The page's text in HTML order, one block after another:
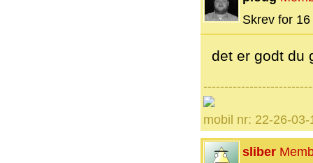
Skrev for
det er godt du
mobil nr: 22-26-03-
sliber